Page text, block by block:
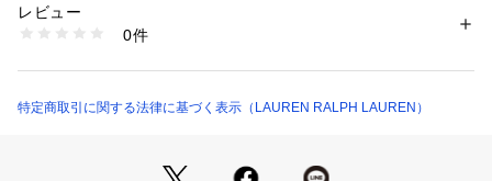
・半袖、ロールカフス / ドロップショルダー
・左胸にLRLのモノグラム刺繍
0％ 装飾部分を除く
洗濯：-
※詳しい洗濯方法については、商品の品質表示タグをご覧ください
WMLRSHTSN820145 （ショップ）
レビュー
0件
特定商取引に関する法律に基づく表示（LAUREN RALPH LAUREN）